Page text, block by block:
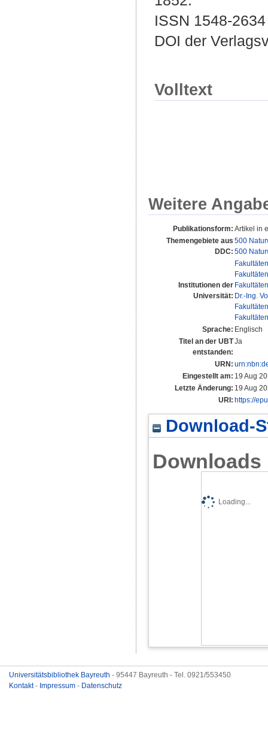
ISSN 1548-2634
DOI der
Volltext
Weitere
Publikationsform: Artikel in
Themengebiete aus
DDC:
500
500
Institutionen der
Universität:
Fakultäten
Fakultäten
Fakultäten
Dr.-Ing.
Fakultäten
Fakultäten
Sprache: Englisch
Titel an der UBT
entstanden:
Ja
URN:
Eingestellt am: 19 Aug
Letzte Änderung: 19 Aug
URI: https://
Download-
Downloads
Loading...
Universitätsbibliothek Bayreuth - 95447 Bayreuth - Tel. 0921/553450
Kontakt- Impressum - Datenschutz